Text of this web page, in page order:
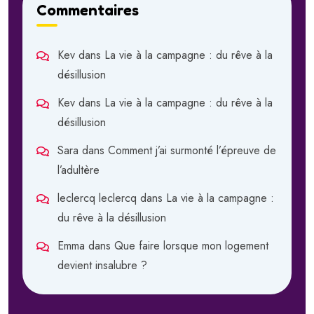
Commentaires
Kev dans La vie à la campagne : du rêve à la
désillusion
Kev dans La vie à la campagne : du rêve à la
désillusion
Sara dans Comment j’ai surmonté l’épreuve de
l’adultère
leclercq leclercq dans La vie à la campagne :
du rêve à la désillusion
Emma dans Que faire lorsque mon logement
devient insalubre ?